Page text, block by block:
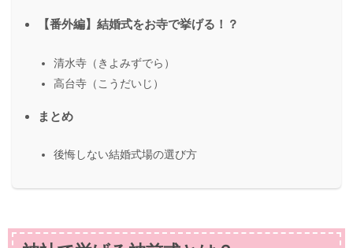
【番外編】結婚式をお寺で挙げる！？
清水寺（きよみずでら）
高台寺（こうだいじ）
まとめ
後悔しない結婚式場の選び方